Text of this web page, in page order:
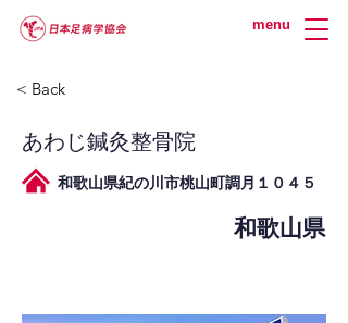
menu
< Back
あわじ鍼灸整骨院
和歌山県紀の川市桃山町調月１０４５
和歌山県